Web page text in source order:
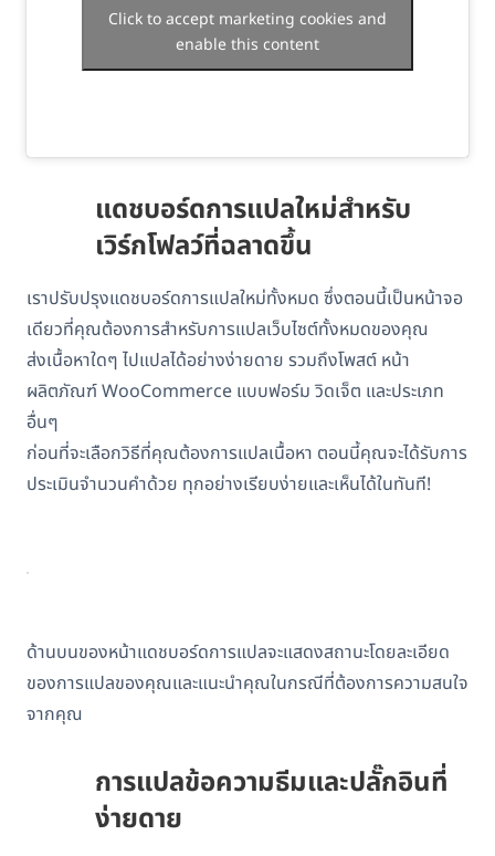
Click to accept marketing cookies and
enable this content
แดชบอร์ดการแปลใหม่สำหรับ
เวิร์กโฟลว์ที่ฉลาดขึ้น
เราปรับปรุงแดชบอร์ดการแปลใหม่ทั้งหมด ซึ่งตอนนี้เป็นหน้าจอ
เดียวที่คุณต้องการสำหรับการแปลเว็บไซต์ทั้งหมดของคุณ
ส่งเนื้อหาใดๆ ไปแปลได้อย่างง่ายดาย รวมถึงโพสต์ หน้า
ผลิตภัณฑ์ WooCommerce แบบฟอร์ม วิดเจ็ต และประเภท
อื่นๆ
ก่อนที่จะเลือกวิธีที่คุณต้องการแปลเนื้อหา ตอนนี้คุณจะได้รับการ
ประเมินจำนวนคำด้วย ทุกอย่างเรียบง่ายและเห็นได้ในทันที!
ด้านบนของหน้าแดชบอร์ดการแปลจะแสดงสถานะโดยละเอียด
ของการแปลของคุณและแนะนำคุณในกรณีที่ต้องการความสนใจ
จากคุณ
การแปลข้อความธีมและปลั๊กอินที่
ง่ายดาย